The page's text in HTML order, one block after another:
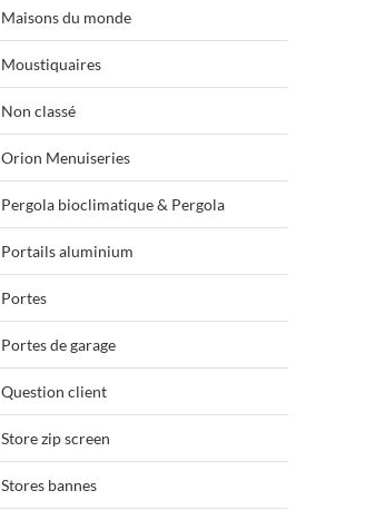
Maisons du monde
Moustiquaires
Non classé
Orion Menuiseries
Pergola bioclimatique & Pergola
Portails aluminium
Portes
Portes de garage
Question client
Store zip screen
Stores bannes